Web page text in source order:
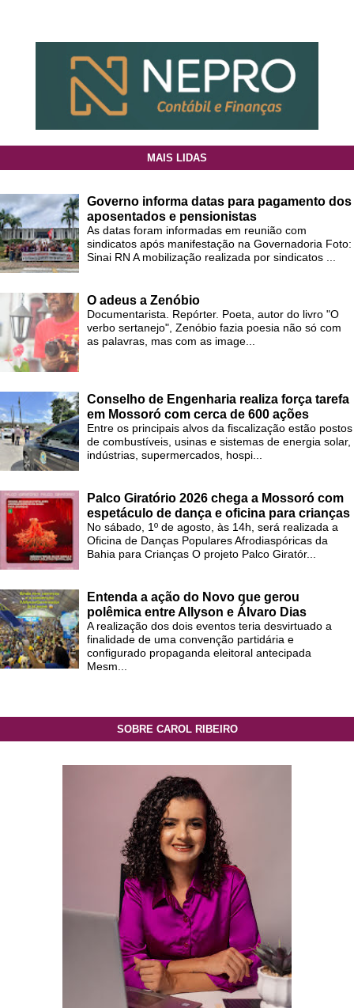
MAIS LIDAS
Governo informa datas para pagamento dos
aposentados e pensionistas
As datas foram informadas em reunião com
sindicatos após manifestação na Governadoria Foto:
Sinai RN A mobilização realizada por sindicatos ...
O adeus a Zenóbio
Documentarista. Repórter. Poeta, autor do livro "O
verbo sertanejo", Zenóbio fazia poesia não só com
as palavras, mas com as image...
Conselho de Engenharia realiza força tarefa
em Mossoró com cerca de 600 ações
Entre os principais alvos da fiscalização estão postos
de combustíveis, usinas e sistemas de energia solar,
indústrias, supermercados, hospi...
Palco Giratório 2026 chega a Mossoró com
espetáculo de dança e oficina para crianças
No sábado, 1º de agosto, às 14h, será realizada a
Oficina de Danças Populares Afrodiaspóricas da
Bahia para Crianças O projeto Palco Giratór...
Entenda a ação do Novo que gerou
polêmica entre Allyson e Álvaro Dias
A realização dos dois eventos teria desvirtuado a
finalidade de uma convenção partidária e
configurado propaganda eleitoral antecipada
Mesm...
SOBRE CAROL RIBEIRO